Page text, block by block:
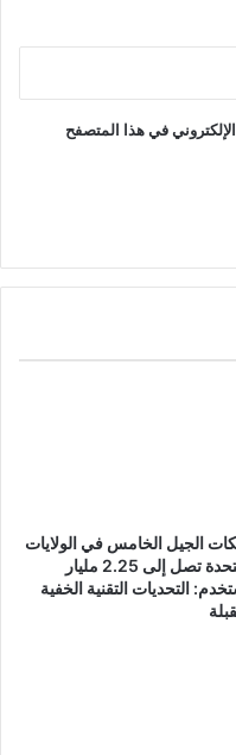
في هذا المتصفح
الجيل الخامس في الولايات
المتحدة تصل إلى 2.25 مليار
التحديات التقنية الخفية